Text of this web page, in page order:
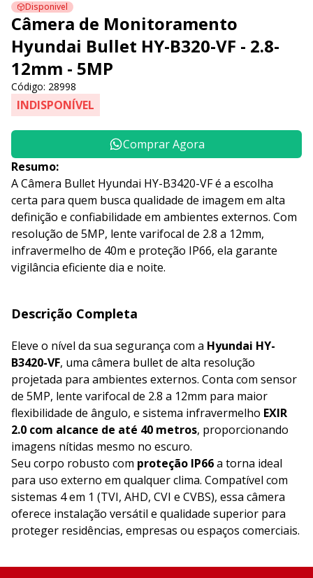
Disponivel
Câmera de Monitoramento
Hyundai Bullet HY-B320-VF - 2.8-
12mm - 5MP
Código: 28998
INDISPONÍVEL
Comprar Agora
Resumo:
A Câmera Bullet Hyundai HY-B3420-VF é a escolha
certa para quem busca qualidade de imagem em alta
definição e confiabilidade em ambientes externos. Com
resolução de 5MP, lente varifocal de 2.8 a 12mm,
infravermelho de 40m e proteção IP66, ela garante
vigilância eficiente dia e noite.
Descrição Completa
Eleve o nível da sua segurança com a Hyundai HY-
B3420-VF, uma câmera bullet de alta resolução
projetada para ambientes externos. Conta com sensor
de 5MP, lente varifocal de 2.8 a 12mm para maior
flexibilidade de ângulo, e sistema infravermelho EXIR
2.0 com alcance de até 40 metros, proporcionando
imagens nítidas mesmo no escuro.
Seu corpo robusto com proteção IP66a torna ideal
para uso externo em qualquer clima. Compatível com
sistemas 4 em 1 (TVI, AHD, CVI e CVBS), essa câmera
oferece instalação versátil e qualidade superior para
proteger residências, empresas ou espaços comerciais.